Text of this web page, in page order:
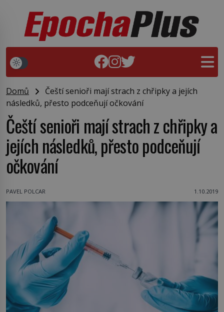
Domů
Čeští senioři mají strach z chřipky a jejích
následků, přesto podceňují očkování
Čeští senioři mají strach z chřipky a
jejích následků, přesto podceňují
očkování
PAVEL POLCAR 1.10.2019